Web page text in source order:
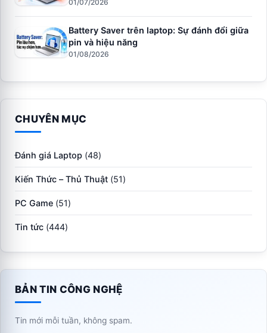
01/07/2026
Battery Saver trên laptop: Sự đánh đổi giữa
pin và hiệu năng
01/08/2026
CHUYÊN MỤC
Đánh giá Laptop (48)
Kiến Thức – Thủ Thuật (51)
PC Game (51)
Tin tức (444)
BẢN TIN CÔNG NGHỆ
Tin mới mỗi tuần, không spam.